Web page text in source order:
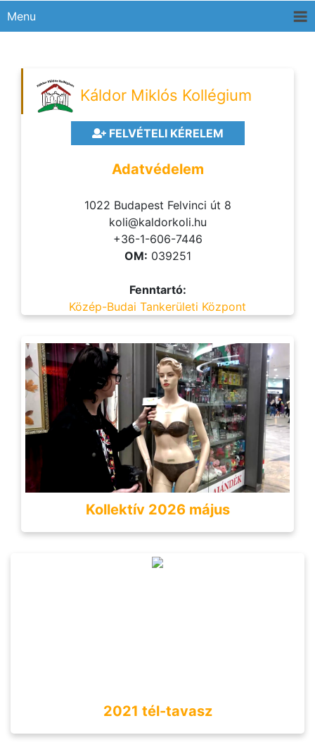
Menu
Káldor Miklós Kollégium
FELVÉTELI KÉRELEM
Adatvédelem
1022 Budapest Felvinci út 8
koli@kaldorkoli.hu
+36-1-606-7446
OM: 039251
Fenntartó:
Közép-Budai Tankerületi Központ
Kollektív 2026 május
2021 tél-tavasz